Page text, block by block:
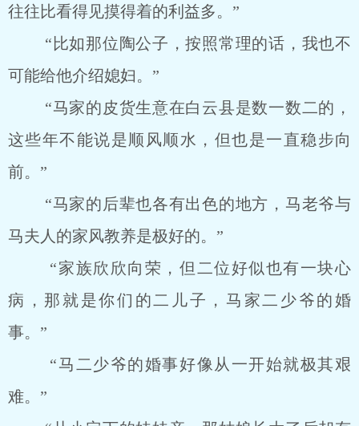
往往比看得见摸得着的利益多。”
“比如那位陶公子，按照常理的话，我也不
可能给他介绍媳妇。”
“马家的皮货生意在白云县是数一数二的，
这些年不能说是顺风顺水，但也是一直稳步向
前。”
“马家的后辈也各有出色的地方，马老爷与
马夫人的家风教养是极好的。”
“家族欣欣向荣，但二位好似也有一块心
病，那就是你们的二儿子，马家二少爷的婚
事。”
“马二少爷的婚事好像从一开始就极其艰
难。”